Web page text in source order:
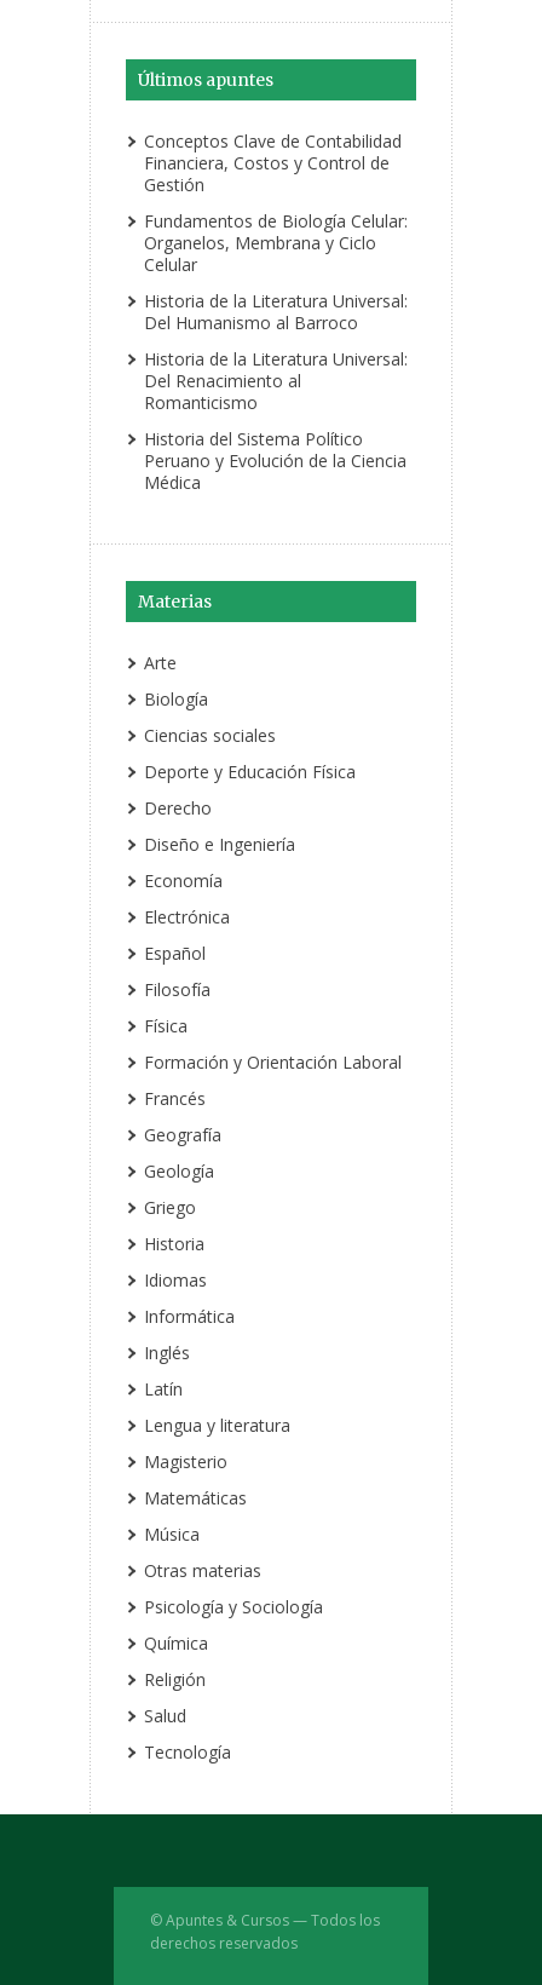
Últimos apuntes
Conceptos Clave de Contabilidad
Financiera, Costos y Control de
Gestión
Fundamentos de Biología Celular:
Organelos, Membrana y Ciclo
Celular
Historia de la Literatura Universal:
Del Humanismo al Barroco
Historia de la Literatura Universal:
Del Renacimiento al
Romanticismo
Historia del Sistema Político
Peruano y Evolución de la Ciencia
Médica
Materias
Arte
Biología
Ciencias sociales
Deporte y Educación Física
Derecho
Diseño e Ingeniería
Economía
Electrónica
Español
Filosofía
Física
Formación y Orientación Laboral
Francés
Geografía
Geología
Griego
Historia
Idiomas
Informática
Inglés
Latín
Lengua y literatura
Magisterio
Matemáticas
Música
Otras materias
Psicología y Sociología
Química
Religión
Salud
Tecnología
© Apuntes & Cursos — Todos los
derechos reservados